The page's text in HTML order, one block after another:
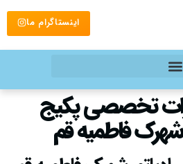
اینستاگرام ما
تخصصی پکیج
شهرک فاطمیه قم